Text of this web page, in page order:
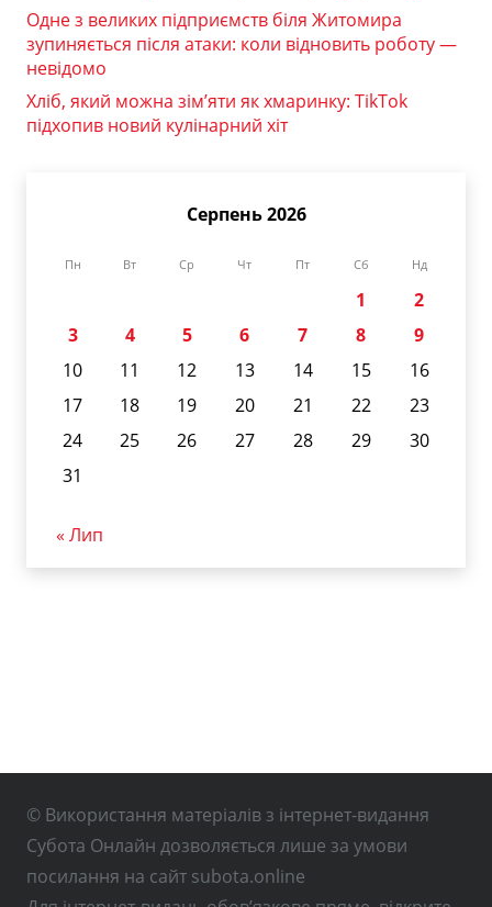
Одне з великих підприємств біля Житомира
зупиняється після атаки: коли відновить роботу —
невідомо
Хліб, який можна зім’яти як хмаринку: TikTok
підхопив новий кулінарний хіт
Серпень 2026
Пн Вт Ср Чт Пт Сб Нд
1
2
3
4 5 6 7 8
9
10
11 12 13 14 15
16
17
18 19 20 21 22
23
24
25 26 27 28 29
30
31
« Лип
© Використання матеріалів з інтернет-видання
Субота Онлайн дозволяється лише за умови
посилання на сайт subota.online